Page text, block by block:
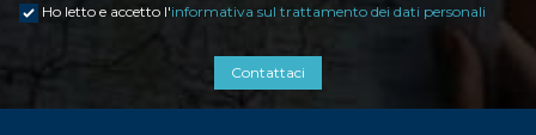
Ho letto e accetto l'informativa sul trattamento dei dati personali
Contattaci